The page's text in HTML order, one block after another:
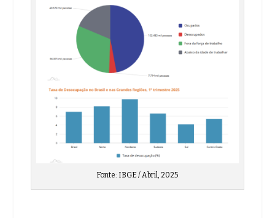
Fonte: IBGE / Abril, 2025